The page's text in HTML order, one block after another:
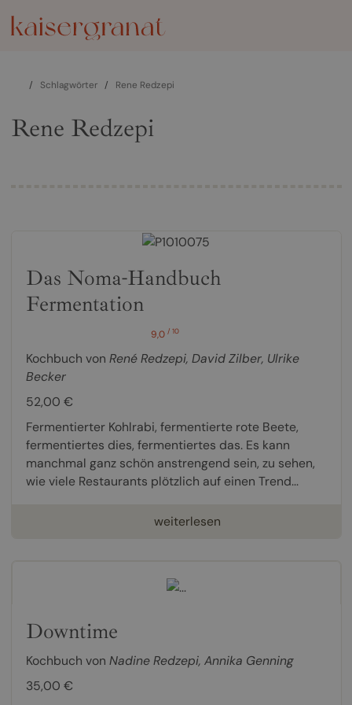
/ Schlagwörter / Rene Redzepi
Rene Redzepi
Das Noma-Handbuch
Fermentation
9,0/ 10
Kochbuch von René Redzepi, David Zilber, Ulrike
Becker
52,00 €
Fermentierter Kohlrabi, fermentierte rote Beete,
fermentiertes dies, fermentiertes das. Es kann
manchmal ganz schön anstrengend sein, zu sehen,
wie viele Restaurants plötzlich auf einen Trend...
weiterlesen
Downtime
Kochbuch von Nadine Redzepi, Annika Genning
35,00 €